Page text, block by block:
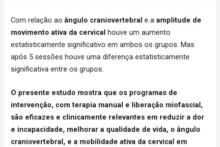
Com relação aoângulo craniovertebral e aamplitude de
movimento ativa da cervical houve um aumento
estatisticamente significativo em ambos os grupos. Mas
após 5 sessões houve uma diferença estatisticamente
significativa entre os grupos.
O presente estudo mostra que os programas de
intervenção, com terapia manual e liberação miofascial,
são eficazes e clinicamente relevantes em reduzir a dor
e incapacidade, melhorar a qualidade de vida, o ângulo
craniovertebral, e a mobilidade ativa da cervical em